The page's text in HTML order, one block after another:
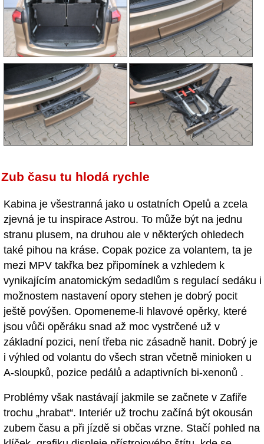
Zub času tu hlodá rychle
Kabina je všestranná jako u ostatních Opelů a zcela
zjevná je tu inspirace Astrou. To může být na jednu
stranu plusem, na druhou ale v některých ohledech
také pihou na kráse. Copak pozice za volantem, ta je
mezi MPV takřka bez připomínek a vzhledem k
vynikajícím anatomickým sedadlům s regulací sedáku i
možnostem nastavení opory stehen je dobrý pocit
ještě povýšen. Opomeneme-li hlavové opěrky, které
jsou vůči opěráku snad až moc vystrčené už v
základní pozici, není třeba nic zásadně hanit. Dobrý je
i výhled od volantu do všech stran včetně minioken u
A-sloupků, pozice pedálů a adaptivních bi-xenonů .
Problémy však nastávají jakmile se začnete v Zafiře
trochu „hrabat“. Interiér už trochu začíná být okousán
zubem času a při jízdě si občas vrzne. Stačí pohled na